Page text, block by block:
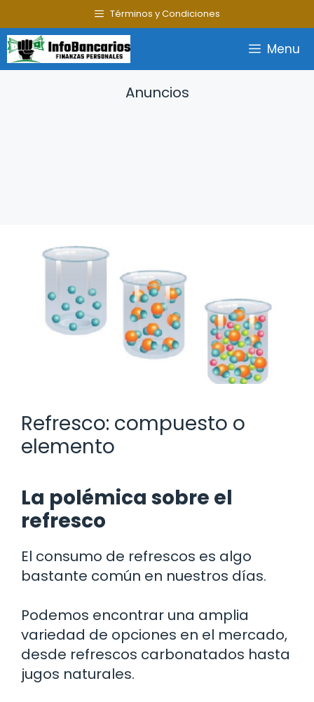
al
contenido
Términos y Condiciones
Menu
Anuncios
Refresco: compuesto o
elemento
La polémica sobre el
refresco
El consumo de refrescos es algo
bastante común en nuestros días.
Podemos encontrar una amplia
variedad de opciones en el mercado,
desde refrescos carbonatados hasta
jugos naturales.